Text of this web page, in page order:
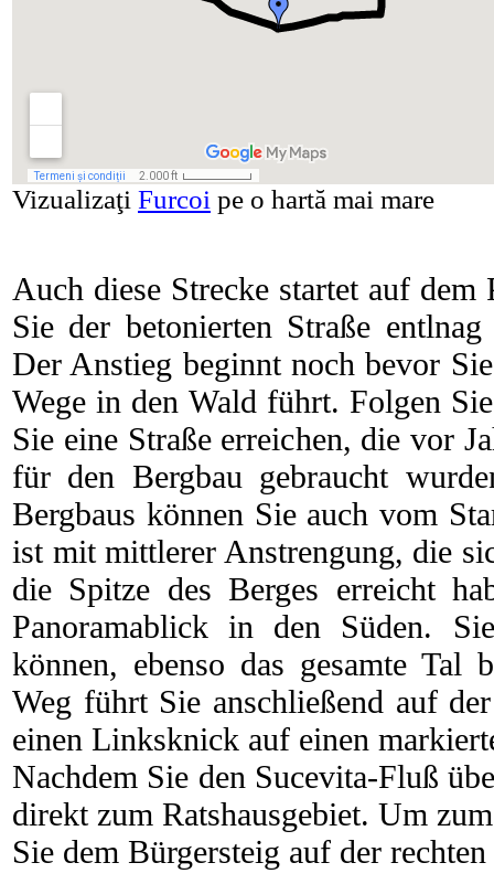
Vizualizaţi Furcoi pe o hartă mai mare
Auch diese Strecke startet auf
Sie der betonierten Straße
Der Anstieg beginnt noch bevor
Wege in den Wald führt. Folgen
Sie eine Straße erreichen, die vor
für den Bergbau gebraucht
Bergbaus können Sie auch vom
ist mit mittlerer Anstrengung, die
die Spitze des Berges erreicht
Panoramablick in den Süden.
können, ebenso das gesamte
Weg führt Sie anschließend auf
einen Linksknick auf einen
Nachdem Sie den Sucevita-Fluß
direkt zum Ratshausgebiet. Um
Sie dem Bürgersteig auf der